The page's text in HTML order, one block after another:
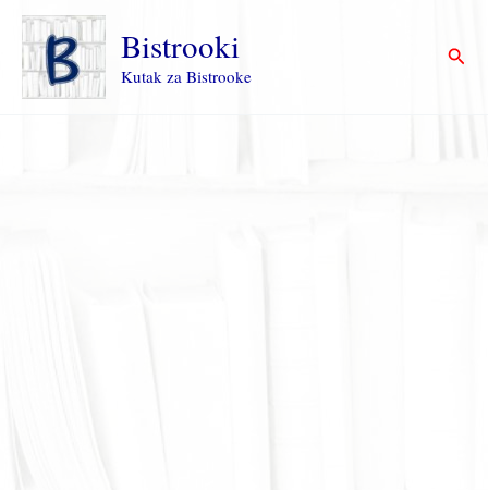
Пређи
садржај
Bistrooki
Kutak za Bistrooke